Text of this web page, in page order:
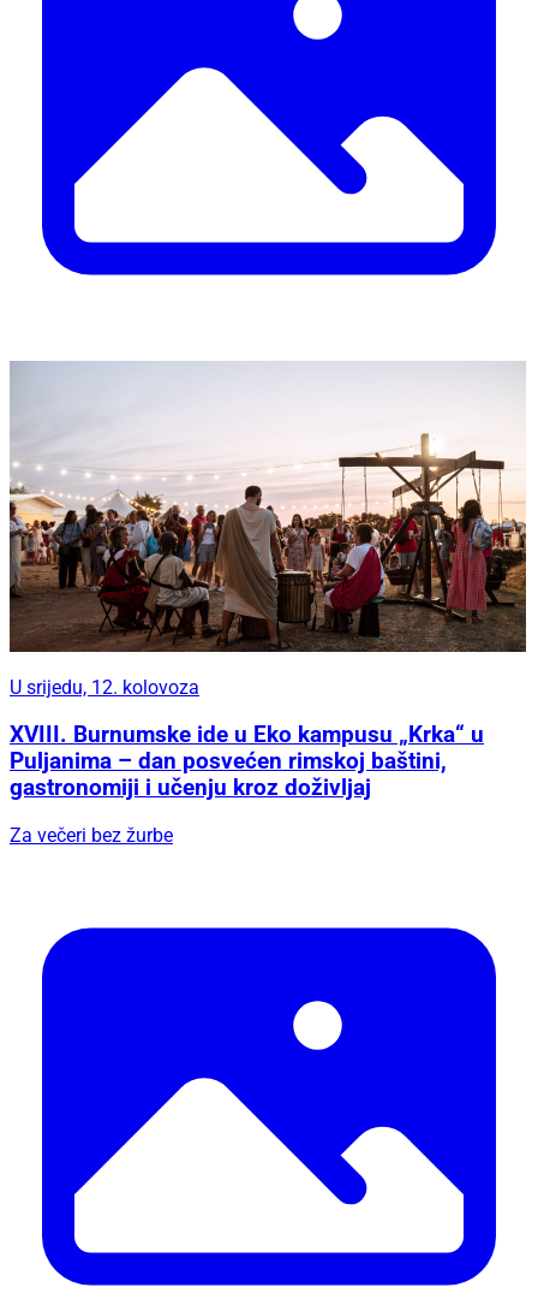
U srijedu, 12. kolovoza
XVIII. Burnumske ide u Eko kampusu „Krka“ u
Puljanima – dan posvećen rimskoj baštini,
gastronomiji i učenju kroz doživljaj
Za večeri bez žurbe